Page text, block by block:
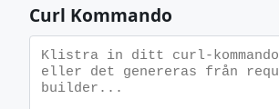
Curl Kommando